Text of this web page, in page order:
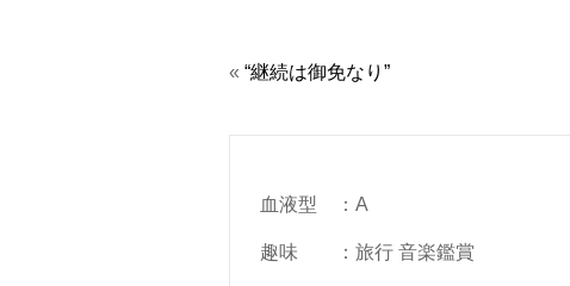
« “継続は御免なり”
血液型 ： A
趣味 ： 旅行 音楽鑑賞